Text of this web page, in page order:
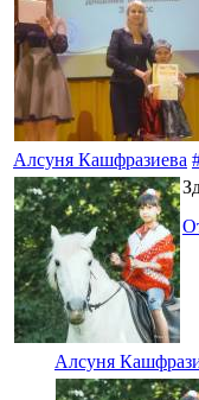
Алсуня Кашфразиева
Алсуня